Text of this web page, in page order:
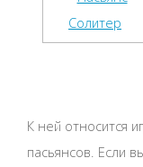
К ней относится
пасьянсов. Если